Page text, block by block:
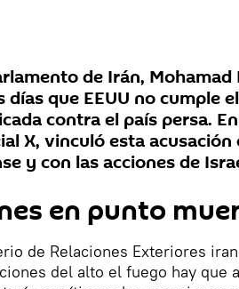
de Irán, Mohamad
que EEUU no cumple
contra el país persa.
X, vinculó esta
y con las acciones de
en punto
de Relaciones Exteriores
del alto el fuego hay que